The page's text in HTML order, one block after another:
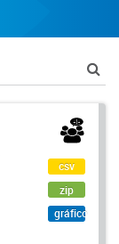
csv
zip
gráfico